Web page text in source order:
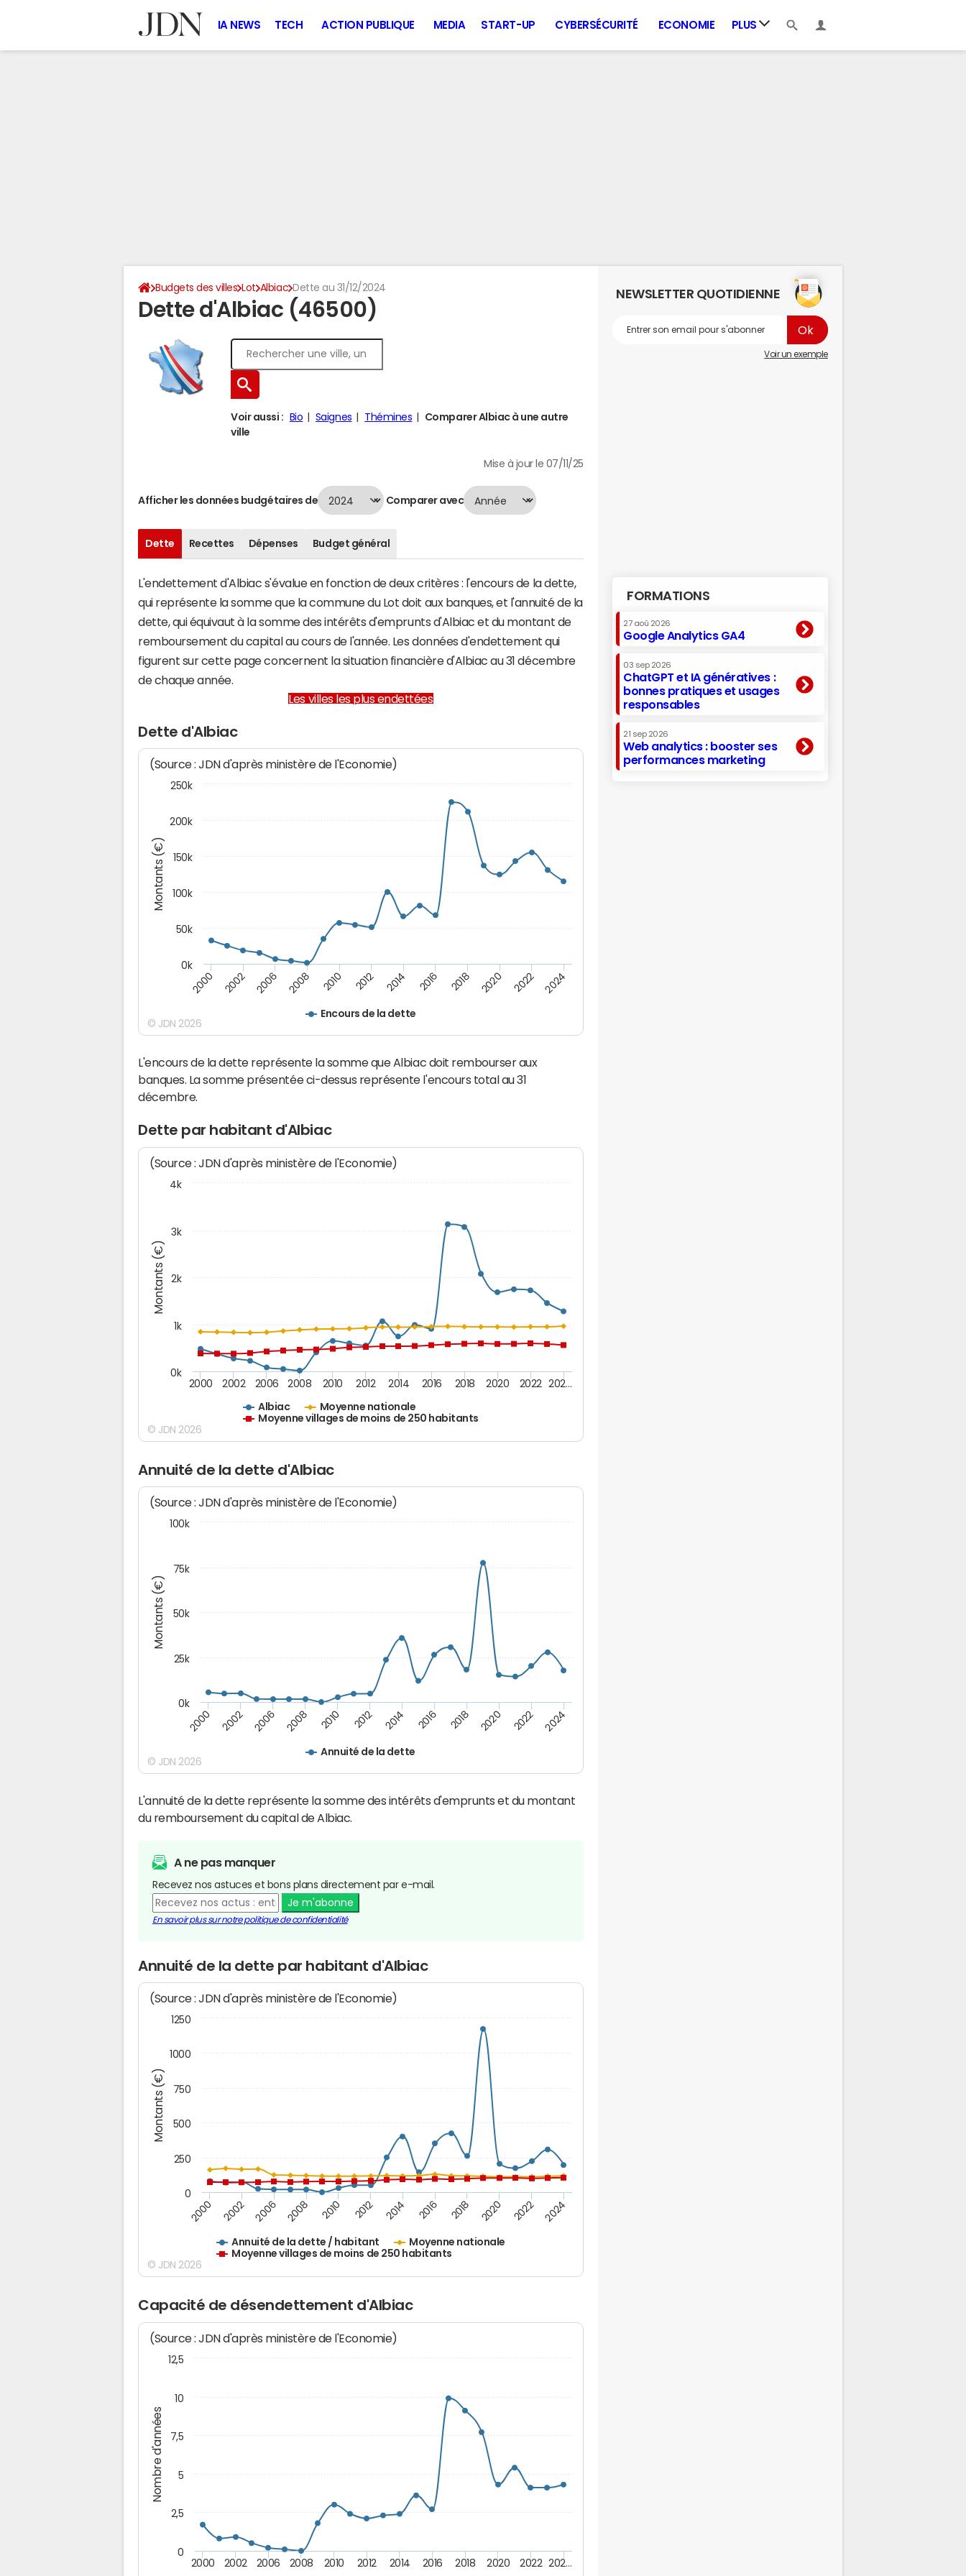
IA NEWS TECH ACTION PUBLIQUE MEDIA START-UP CYBERSÉCURITÉ ECONOMIE PLUS
Budgets des villes Lot Albiac Dette au 31/12/2024
Dette d'Albiac (46500)
Voir aussi : Bio Saignes Thémines
Comparer Albiac à une autre
ville
Mise à jour le 07/11/25
Afficher les données budgétaires de Comparer avec
Dette Recettes Dépenses Budget général
L'endettement d'Albiac s'évalue en fonction de deux critères : l'encours de la dette,
qui représente la somme que la commune du Lot doit aux banques, et l'annuité de la
dette, qui équivaut à la somme des intérêts d'emprunts d'Albiac et du montant de
remboursement du capital au cours de l'année. Les données d'endettement qui
figurent sur cette page concernent la situation financière d'Albiac au 31 décembre
de chaque année.
Les villes les plus endettées
Dette d'Albiac
Montants (€)
(Source : JDN d'après ministère de l'Economie)
Encours de la dette
2000 2002 2006 2008 2010 2012 2014 2016 2018 2020 2022 2024
0k
50k
100k
150k
200k
250k
© JDN 2026
L'encours de la dette représente la somme que Albiac doit rembourser aux
banques. La somme présentée ci-dessus représente l'encours total au 31
décembre.
Dette par habitant d'Albiac
Montants (€)
(Source : JDN d'après ministère de l'Economie)
Albiac
Moyenne nationale
Moyenne villages de moins de 250 habitants
2000 2002 2006 2008 2010 2012 2014 2016 2018 2020 2022 202…
0k
1k
2k
3k
4k
© JDN 2026
Annuité de la dette d'Albiac
Montants (€)
(Source : JDN d'après ministère de l'Economie)
Annuité de la dette
2000 2002 2006 2008 2010 2012 2014 2016 2018 2020 2022 2024
0k
100k
25k
50k
75k
© JDN 2026
L'annuité de la dette représente la somme des intérêts d'emprunts et du montant
du remboursement du capital de Albiac.
A ne pas manquer
Recevez nos astuces et bons plans directement par e-mail.
Je m'abonne
En savoir plus sur notre politique de confidentialité
Annuité de la dette par habitant d'Albiac
Montants (€)
(Source : JDN d'après ministère de l'Economie)
Annuité de la dette / habitant
Moyenne nationale
Moyenne villages de moins de 250 habitants
2000 2002 2006 2008 2010 2012 2014 2016 2018 2020 2022 2024
0
250
500
750
1000
1250
© JDN 2026
Capacité de désendettement d'Albiac
Nombre d'années
(Source : JDN d'après ministère de l'Economie)
2000 2002 2006 2008 2010 2012 2014 2016 2018 2020 2022 202…
0
2,5
5
7,5
10
12,5
NEWSLETTER QUOTIDIENNE
Voir un exemple
FORMATIONS
27 aoû 2026
Google Analytics GA4
03 sep 2026
ChatGPT et IA génératives :
bonnes pratiques et usages
responsables
21 sep 2026
Web analytics : booster ses
performances marketing